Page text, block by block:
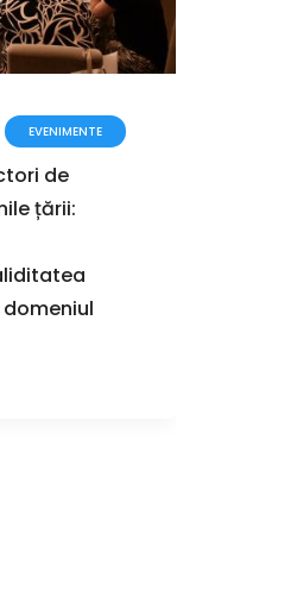
EVENIMENTE
de
țării: